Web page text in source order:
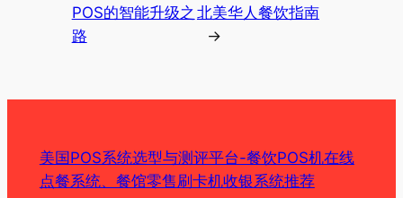
POS的智能升级之
路
北美华人餐饮指南
→
美国POS系统选型与测评平台-餐饮POS机在线
点餐系统、餐馆零售刷卡机收银系统推荐